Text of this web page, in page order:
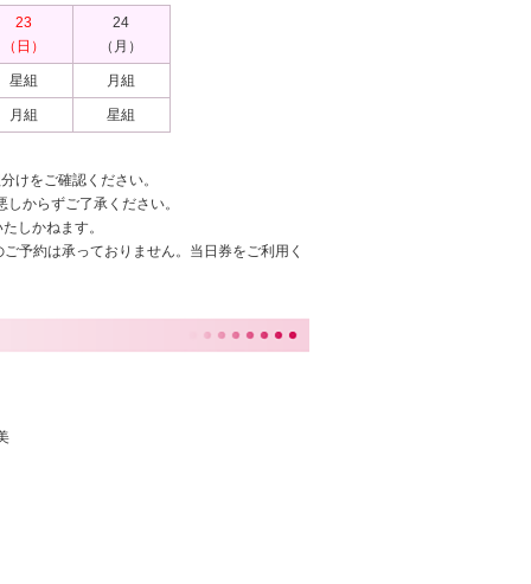
23
（日）
24
（月）
星組 月組
月組 星組
けをご確認ください。
からずご了承ください。
しかねます。
予約は承っておりません。当日券をご利用く